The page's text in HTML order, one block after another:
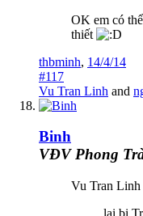
OK em có
thiết
thbminh, 14/4/14
#117
Vu Tran Linh and
Binh
VĐV Phong
Vu Tran Linh